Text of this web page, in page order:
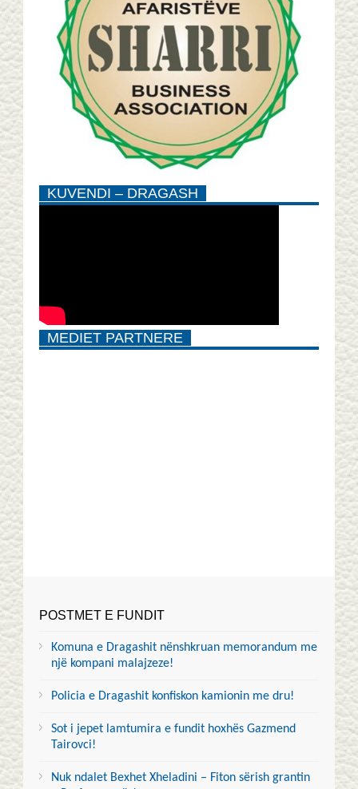
KUVENDI – DRAGASH
MEDIET PARTNERE
POSTMET E FUNDIT
Komuna e Dragashit nënshkruan memorandum me
një kompani malajzeze!
Policia e Dragashit konfiskon kamionin me dru!
Sot i jepet lamtumira e fundit hoxhës Gazmend
Tairovci!
Nuk ndalet Bexhet Xheladini – Fiton sërish grantin